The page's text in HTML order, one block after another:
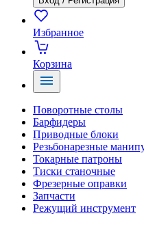
Избранное
Корзина
Поворотные столы
Барфидеры
Приводные блоки
Резьбонарезные
Токарные патроны
Тиски станочные
Фрезерные оправки
Запчасти
Режущий инструмент